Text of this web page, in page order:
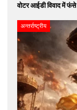
वोटर आईडी विवाद में
अन्तर्राष्ट्रीय